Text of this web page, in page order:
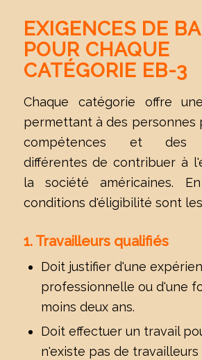
EXIGENCES DE
POUR CHAQUE
CATÉGORIE EB-3
Chaque catégorie offre
permettant à des personnes
compétences et des
différentes de contribuer à
la société américaines.
conditions d'éligibilité sont
1. Travailleurs qualifiés
Doit justifier d'une
professionnelle ou d'une
moins deux ans.
Doit effectuer un travail
n'existe pas de travailleurs